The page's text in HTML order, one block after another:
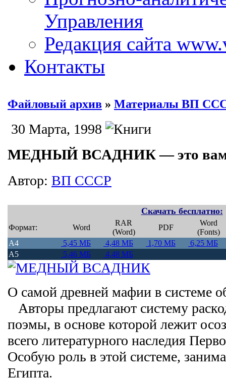
Управления
Редакция сайта
Контакты
Файловый архив » Материалы ВП
30 Марта, 1998
МЕДНЫЙ ВСАДНИК — это вам
Автор: ВП СССР
Скачать бесплатно:
Формат: Word
RAR
(Word)
PDF
Word
(Fonts)
A4
5,45 МБ 4,48 МБ 1,70 МБ
6,25 МБ
A5
5,46 МБ 4,48 МБ
О самой древней мафии в системе
Авторы предлагают систему
поэмы, в основе которой лежит
всего литературного наследия
Особую роль в этой системе,
Египта.